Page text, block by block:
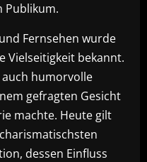
Publikum.
Fernsehen wurde
Vielseitigkeit bekannt.
humorvolle
gefragten Gesicht
machte. Heute gilt
dessen Einfluss